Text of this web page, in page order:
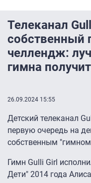
Телеканал
собственный
челлендж:
гимна
26.09.2024 15:55
Детский телеканал
первую очередь на
собственным
Гимн Gulli Girl
Дети" 2014 года